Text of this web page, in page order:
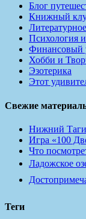
Блог
Книжный
Психология
Финансовый
Хобби и
Эзотерика
Этот
Свежие
Нижний
Игра «100
Что
Ладожское
Теги